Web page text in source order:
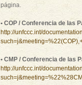
página.
• COP / Conferencia de las
http://unfccc.int/
• CMP / Conferencia de las
http://unfccc.int/